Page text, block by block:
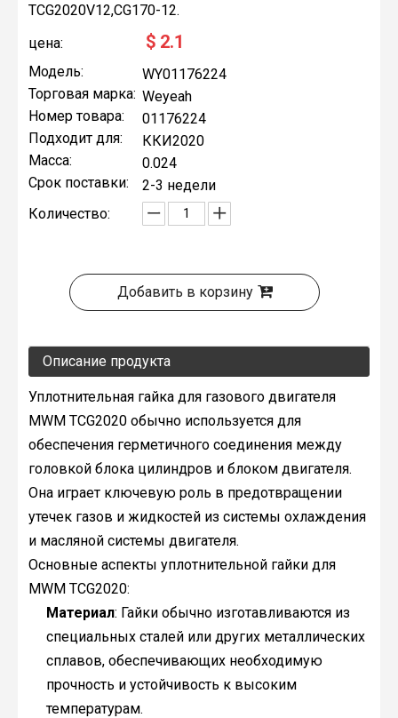
TCG2020V12,CG170-12.
цена:
$ 2.1
Модель:
WY01176224
Торговая марка: Weyeah
Номер товара:
01176224
Подходит для:
ККИ2020
Масса:
0.024
Срок поставки:
2-3 недели
Количество:
Добавить в корзину
Описание продукта
Уплотнительная гайка для газового двигателя
MWM TCG2020 обычно используется для
обеспечения герметичного соединения между
головкой блока цилиндров и блоком двигателя.
Она играет ключевую роль в предотвращении
утечек газов и жидкостей из системы охлаждения
и масляной системы двигателя.
Основные аспекты уплотнительной гайки для
MWM TCG2020:
Материал: Гайки обычно изготавливаются из
специальных сталей или других металлических
сплавов, обеспечивающих необходимую
прочность и устойчивость к высоким
температурам.